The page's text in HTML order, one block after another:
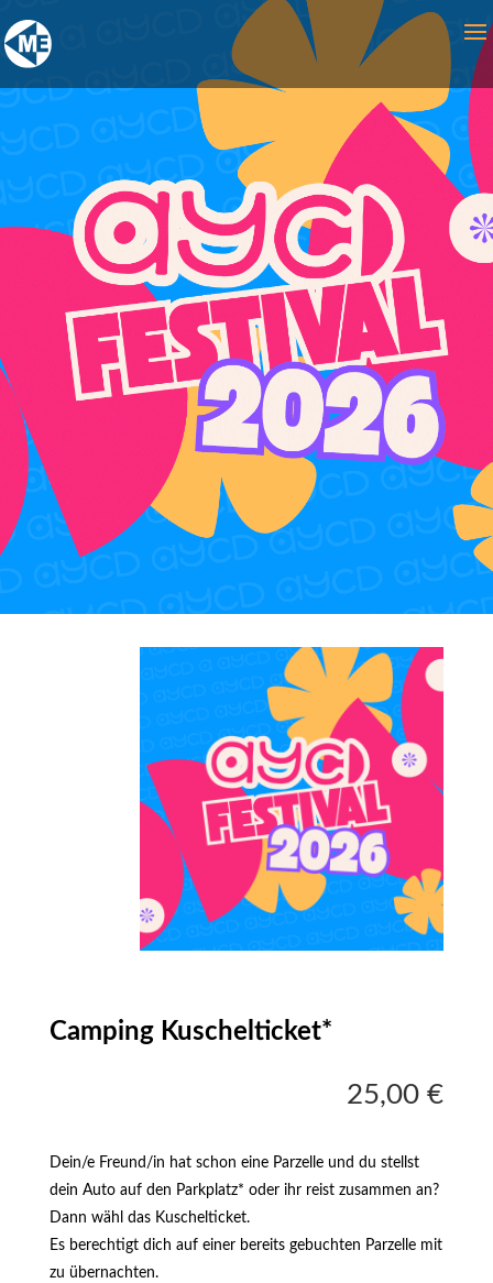
Camping Kuschelticket*
25,00€
Dein/e Freund/in hat schon eine Parzelle und du stellst
dein Auto auf den Parkplatz* oder ihr reist zusammen an?
Dann wähl das Kuschelticket.
Es berechtigt dich auf einer bereits gebuchten Parzelle mit
zu übernachten.